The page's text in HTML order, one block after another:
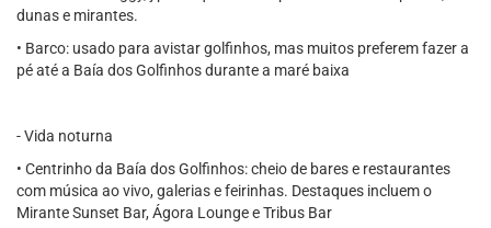
dunas e mirantes.
• Barco: usado para avistar golfinhos, mas muitos preferem fazer a
pé até a Baía dos Golfinhos durante a maré baixa
- Vida noturna
• Centrinho da Baía dos Golfinhos: cheio de bares e restaurantes
com música ao vivo, galerias e feirinhas. Destaques incluem o
Mirante Sunset Bar, Ágora Lounge e Tribus Bar